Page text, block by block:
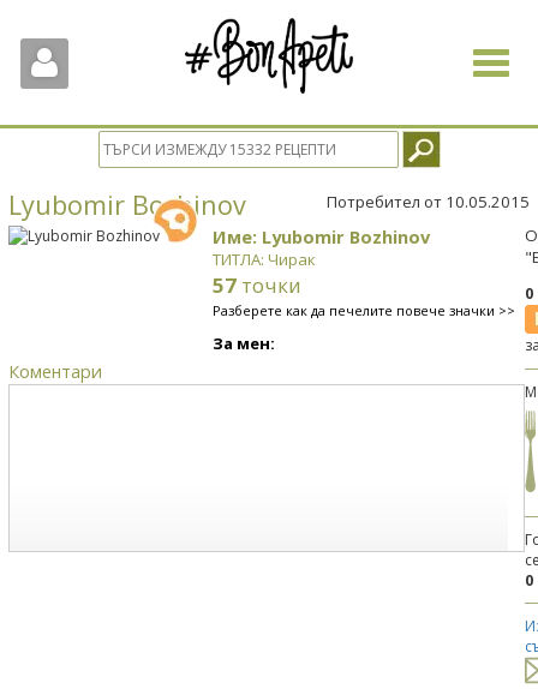
Toggle
Lyubomir Bozhinov Потребител от 10.05.2015
Име: Lyubomir Bozhinov
ТИТЛА: Чирак
57 точки
Разберете как да печелите повече значки >>
За мен:
Коментари
0